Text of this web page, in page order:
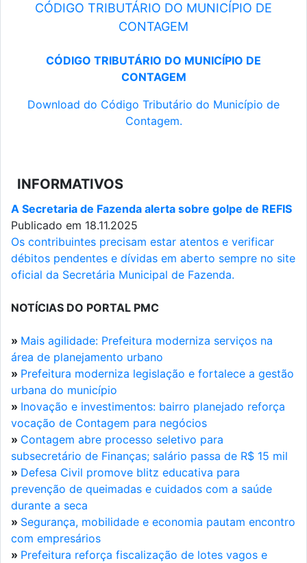
CÓDIGO TRIBUTÁRIO DO MUNICÍPIO DE
CONTAGEM
CÓDIGO TRIBUTÁRIO DO MUNICÍPIO DE
CONTAGEM
Download do Código Tributário do Município de
Contagem.
INFORMATIVOS
A Secretaria de Fazenda alerta sobre golpe de REFIS
Publicado em 18.11.2025
Os contribuintes precisam estar atentos e verificar
débitos pendentes e dívidas em aberto sempre no site
oficial da Secretária Municipal de Fazenda.
NOTÍCIAS DO PORTAL PMC
» Mais agilidade: Prefeitura moderniza serviços na
área de planejamento urbano
» Prefeitura moderniza legislação e fortalece a gestão
urbana do município
» Inovação e investimentos: bairro planejado reforça
vocação de Contagem para negócios
» Contagem abre processo seletivo para
subsecretário de Finanças; salário passa de R$ 15 mil
» Defesa Civil promove blitz educativa para
prevenção de queimadas e cuidados com a saúde
durante a seca
» Segurança, mobilidade e economia pautam encontro
com empresários
» Prefeitura reforça fiscalização de lotes vagos e